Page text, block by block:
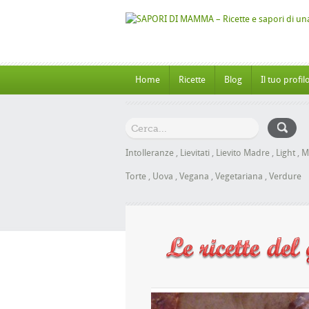
Home Ricette Blog Il tuo profilo
Intolleranze , Lievitati , Lievito Madre , Light ,
Torte , Uova , Vegana , Vegetariana , Verdure
al Miele senza